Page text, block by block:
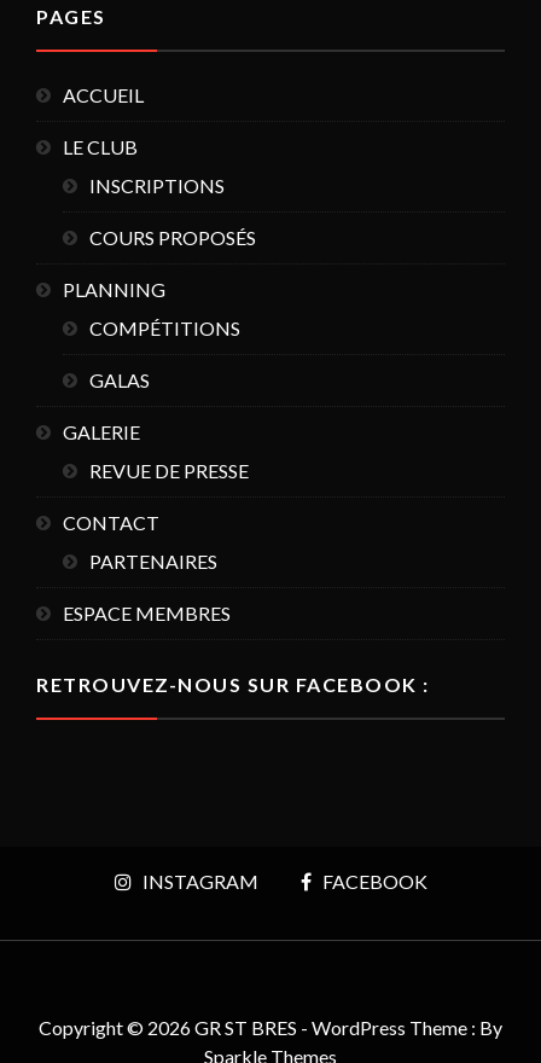
PAGES
ACCUEIL
LE CLUB
INSCRIPTIONS
COURS PROPOSÉS
PLANNING
COMPÉTITIONS
GALAS
GALERIE
REVUE DE PRESSE
CONTACT
PARTENAIRES
ESPACE MEMBRES
RETROUVEZ-NOUS SUR FACEBOOK :
INSTAGRAM FACEBOOK
Copyright © 2026 GR ST BRES - WordPress Theme : By
Sparkle Themes